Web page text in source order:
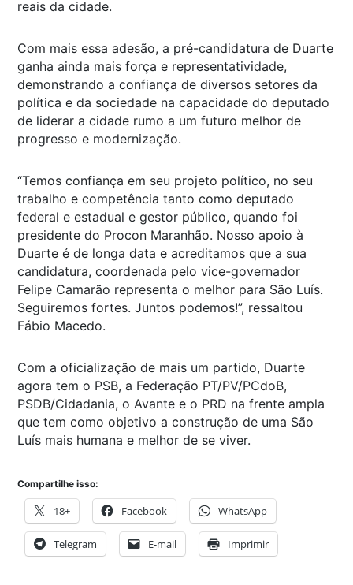
reais da cidade.
Com mais essa adesão, a pré-candidatura de Duarte
ganha ainda mais força e representatividade,
demonstrando a confiança de diversos setores da
política e da sociedade na capacidade do deputado
de liderar a cidade rumo a um futuro melhor de
progresso e modernização.
“Temos confiança em seu projeto político, no seu
trabalho e competência tanto como deputado
federal e estadual e gestor público, quando foi
presidente do Procon Maranhão. Nosso apoio à
Duarte é de longa data e acreditamos que a sua
candidatura, coordenada pelo vice-governador
Felipe Camarão representa o melhor para São Luís.
Seguiremos fortes. Juntos podemos!”, ressaltou
Fábio Macedo.
Com a oficialização de mais um partido, Duarte
agora tem o PSB, a Federação PT/PV/PCdoB,
PSDB/Cidadania, o Avante e o PRD na frente ampla
que tem como objetivo a construção de uma São
Luís mais humana e melhor de se viver.
Compartilhe isso:
18+ Facebook WhatsApp
Telegram E-mail Imprimir